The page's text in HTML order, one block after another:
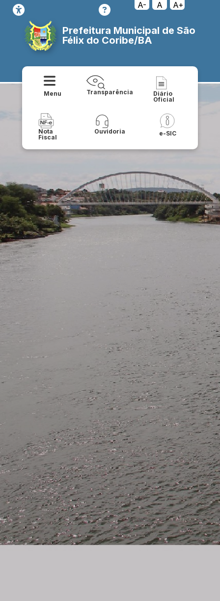
A- A A+
Prefeitura Municipal de São
Félix do Coribe/BA
Menu Transparência
Diário
Oficial
Nota
Fiscal
Ouvidoria e-SIC